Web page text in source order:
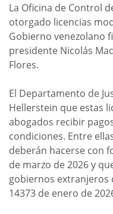
La Oficina de Control
otorgado licencias
Gobierno venezolano
presidente Nicolás
Flores.
El Departamento de
Hellerstein que estas
abogados recibir
condiciones. Entre
deberán hacerse con
de marzo de 2026 y
gobiernos extranjeros
14373 de enero de